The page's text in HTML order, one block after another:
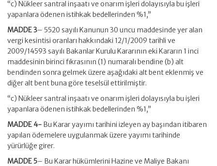
“c) Nükleer santral inşaatı ve onarım işleri dolayısıyla bu işleri
yapanlara ödenen istihkak bedellerinden %1,”
MADDE 3– 5520 sayılı Kanunun 30 uncu maddesinde yer alan
vergi kesintisi oranları hakkındaki 12/1/2009 tarihli ve
2009/14593 sayılı Bakanlar Kurulu Kararının eki Kararın 1 inci
maddesinin birinci fıkrasının (1) numaralı bendine (b) alt
bendinden sonra gelmek üzere aşağıdaki alt bent eklenmiş ve
diğer alt bent buna göre teselsül ettirilmiştir.
“c) Nükleer santral inşaatı ve onarım işleri dolayısıyla bu işleri
yapanlara ödenen istihkak bedellerinden %1,”
MADDE 4- Bu Karar yayımı tarihini izleyen ay başından itibaren
yapılan ödemelere uygulanmak üzere yayımı tarihinde
yürürlüğe girer.
MADDE 5– Bu Karar hükümlerini Hazine ve Maliye Bakanı